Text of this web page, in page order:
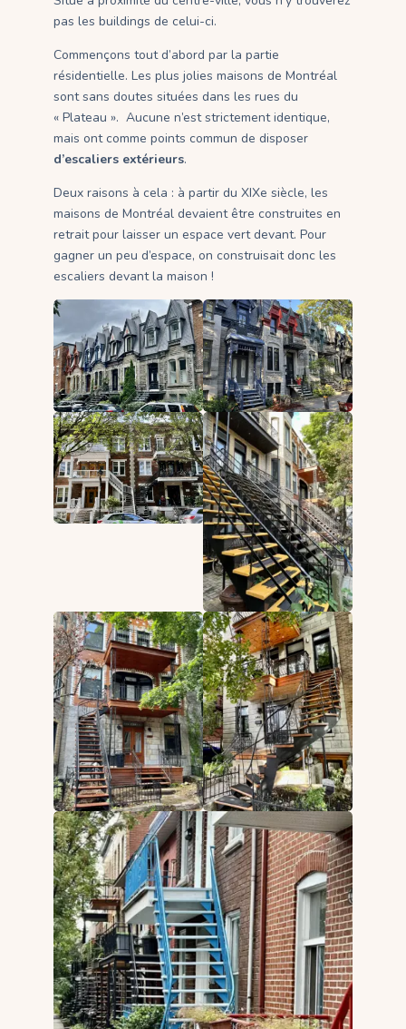
pas les buildings de celui-ci.
Commençons tout d’abord par la partie
résidentielle. Les plus jolies maisons de Montréal
sont sans doutes situées dans les rues du
« Plateau ». Aucune n’est strictement identique,
mais ont comme points commun de disposer
d’escaliers extérieurs.
Deux raisons à cela : à partir du XIXe siècle, les
maisons de Montréal devaient être construites en
retrait pour laisser un espace vert devant. Pour
gagner un peu d’espace, on construisait donc les
escaliers devant la maison !